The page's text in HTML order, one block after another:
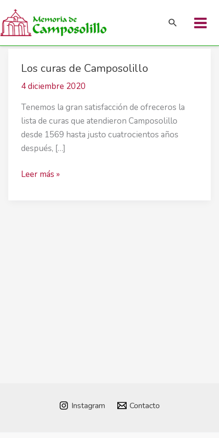
contenido
Buscar
Los curas de Camposolillo
4 diciembre 2020
Tenemos la gran satisfacción de ofreceros la
lista de curas que atendieron Camposolillo
desde 1569 hasta justo cuatrocientos años
después, […]
Los
Leer más »
Instagram Contacto